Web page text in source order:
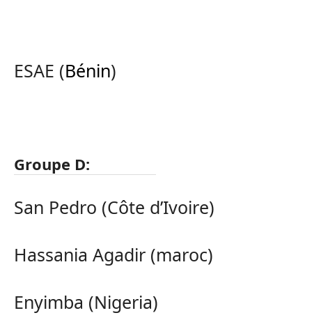
ESAE (Bénin)
Groupe D:
San Pedro (Côte d’Ivoire)
Hassania Agadir (maroc)
Enyimba (Nigeria)